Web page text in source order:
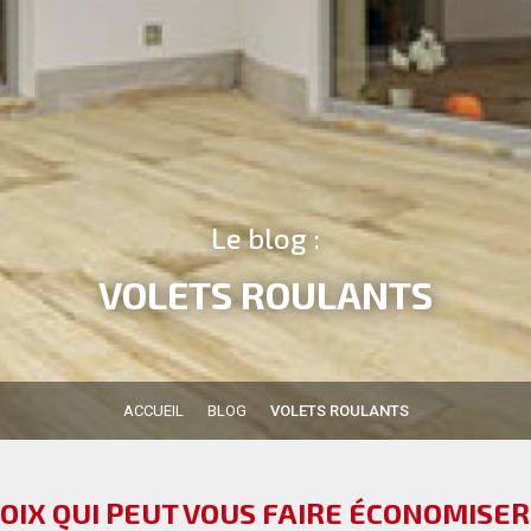
Le blog :
VOLETS ROULANTS
ACCUEIL BLOG VOLETS ROULANTS
QUI PEUT VOUS FAIRE